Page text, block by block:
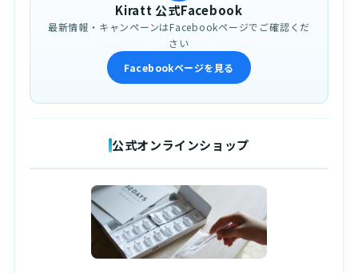
Kiratt 公式Facebook
最新情報・キャンペーンはFacebookページでご確認くだ
さい
Facebookページを見る
公式オンラインショップ